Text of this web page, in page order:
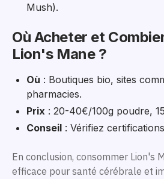
Mush).
Où Acheter et
Lion's Mane ?
Où : Boutiques bio, sites
pharmacies.
Prix : 20-40€/100g poudre,
Conseil : Vérifiez
En conclusion, consommer Lion's
efficace pour santé cérébrale et